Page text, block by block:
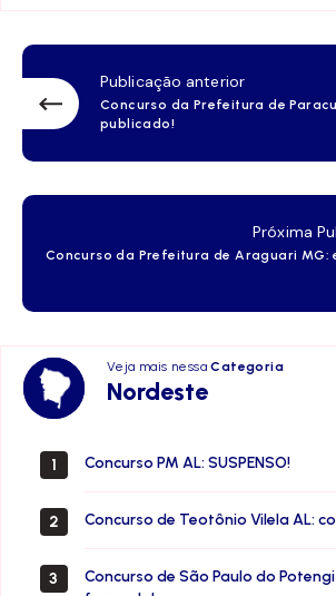
Publicação anterior
Concurso da Prefeitura de
publicado!
Próxima
Concurso da Prefeitura de Araguari MG:
Veja mais nessaCategoria
Nordeste
Nordeste
1 Concurso PM AL: SUSPENSO!
2 Concurso de Teotônio Vilela AL:
3
Concurso de São Paulo do